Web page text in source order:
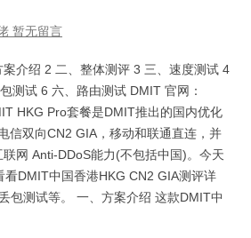
暂无留言
介绍 2 二、整体测评 3 三、速度测试 4
测试 6 六、路由测试 DMIT 官网：
HKG Pro套餐是DMIT推出的国内优化
信双向CN2 GIA，移动和联通直连，并
网 Anti-DDoS能力(不包括中国)。今天
看DMIT中国香港HKG CN2 GIA测评详
包测试等。 一、方案介绍 这款DMIT中